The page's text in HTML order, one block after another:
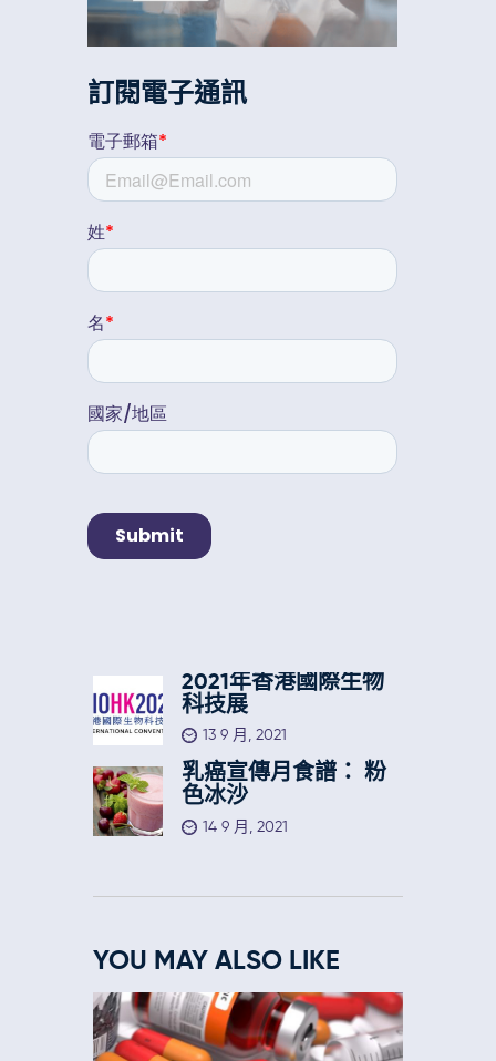
訂閱電子通訊
2021年香港國際生物
科技展
13 9 月, 2021
乳癌宣傳月食譜： 粉
色冰沙
14 9 月, 2021
YOU MAY ALSO LIKE